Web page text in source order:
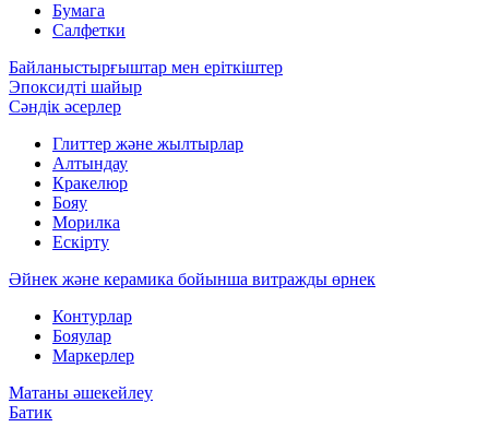
Бумага
Салфетки
Байланыстырғыштар мен еріткіштер
Эпоксидті шайыр
Сәндік әсерлер
Глиттер және жылтырлар
Алтындау
Кракелюр
Бояу
Морилка
Ескірту
Әйнек және керамика бойынша витражды өрнек
Контурлар
Бояулар
Маркерлер
Матаны әшекейлеу
Батик